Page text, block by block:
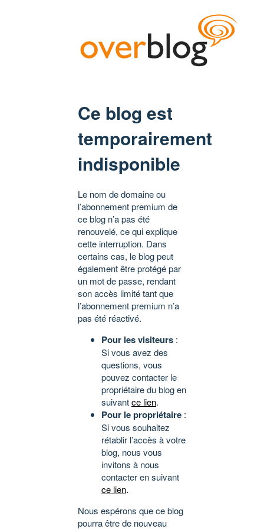
Ce blog est
temporairement
indisponible
Le nom de domaine ou
l’abonnement premium de
ce blog n’a pas été
renouvelé, ce qui explique
cette interruption. Dans
certains cas, le blog peut
également être protégé par
un mot de passe, rendant
son accès limité tant que
l’abonnement premium n’a
pas été réactivé.
Pour les visiteurs :
Si vous avez des
questions, vous
pouvez contacter le
propriétaire du blog en
suivantce lien.
Pour le propriétaire :
Si vous souhaitez
rétablir l’accès à votre
blog, nous vous
invitons à nous
contacter en suivant
ce lien.
Nous espérons que ce blog
pourra être de nouveau